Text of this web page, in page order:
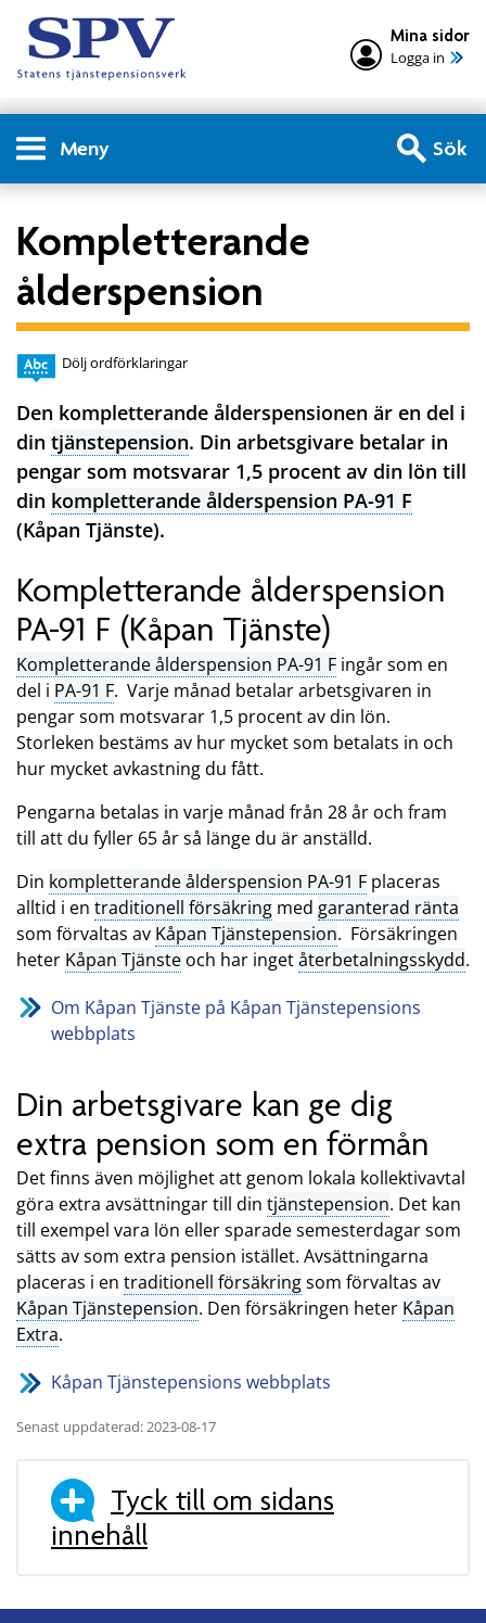
Mina sidor
Logga in
Meny Sök
Kompletterande
ålderspension
Dölj ordförklaringar
Den kompletterande ålderspensionen är en del i
din tjänstepension. Din arbetsgivare betalar in
pengar som motsvarar 1,5 procent av din lön till
din kompletterande ålderspension PA-91 F
(Kåpan Tjänste).
Kompletterande ålderspension
PA-91 F (Kåpan Tjänste)
Kompletterande ålderspension PA-91 F ingår som en
del i PA-91 F. Varje månad betalar arbetsgivaren in
pengar som motsvarar 1,5 procent av din lön.
Storleken bestäms av hur mycket som betalats in och
hur mycket avkastning du fått.
Pengarna betalas in varje månad från 28 år och fram
till att du fyller 65 år så länge du är anställd.
Din kompletterande ålderspension PA-91 F placeras
alltid i en traditionell försäkring med garanterad ränta
som förvaltas av Kåpan Tjänstepension. Försäkringen
heter Kåpan Tjänste och har ingetåterbetalningsskydd.
Om Kåpan Tjänste på Kåpan Tjänstepensions
webbplats
Din arbetsgivare kan ge dig
extra pension som en förmån
Det finns även möjlighet att genom lokala kollektivavtal
göra extra avsättningar till din tjänstepension. Det kan
till exempel vara lön eller sparade semesterdagar som
sätts av som extra pension istället. Avsättningarna
placeras i en traditionell försäkringsom förvaltas av
Kåpan Tjänstepension. Den försäkringen heter Kåpan
Extra.
Kåpan Tjänstepensions webbplats
Senast uppdaterad: 2023-08-17
Tyck till om sidans
innehåll